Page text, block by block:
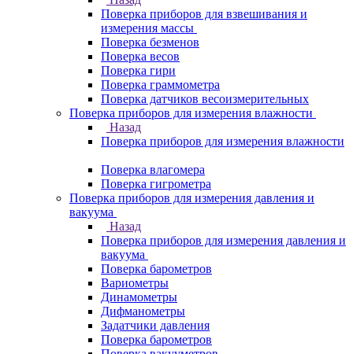
Поверка приборов для взвешивания и
измерения массы
Поверка безменов
Поверка весов
Поверка гири
Поверка граммометра
Поверка датчиков весоизмерительных
Поверка приборов для измерения влажности
Назад
Поверка приборов для измерения влажности
Поверка влагомера
Поверка гигрометра
Поверка приборов для измерения давления и
вакуума
Назад
Поверка приборов для измерения давления и
вакуума
Поверка барометров
Вариометры
Динамометры
Дифманометры
Задатчики давления
Поверка барометров